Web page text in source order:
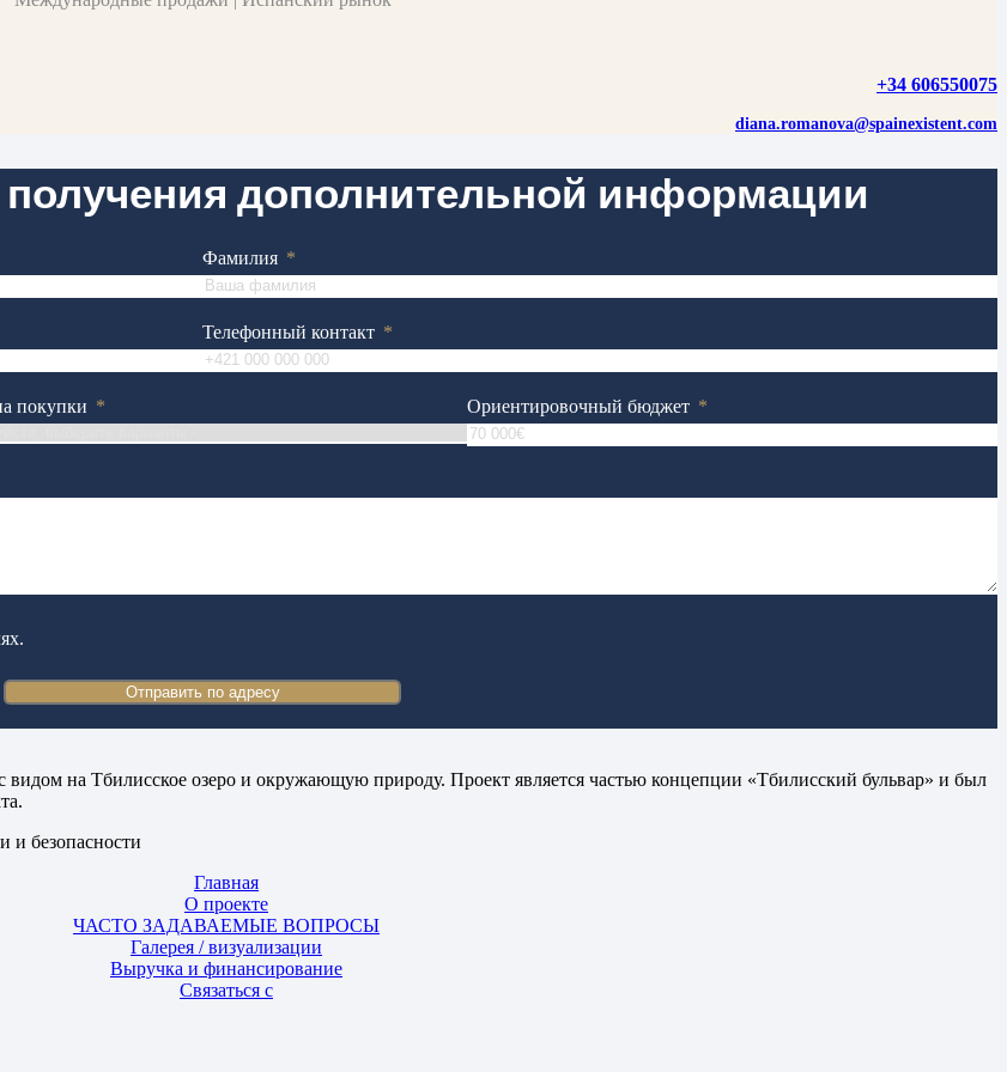
+34 606550075
diana.romanova@spainexistent.com
дополнительной информации
Фамилия
Телефонный контакт
покупки Ориентировочный бюджет
Отправить по адресу
на Тбилисское озеро и окружающую природу. Проект является частью концепции «Тбилисский бульвар» и был
и безопасности
Главная
О проекте
ЧАСТО ЗАДАВАЕМЫЕ ВОПРОСЫ
Галерея / визуализации
Выручка и финансирование
Связаться с